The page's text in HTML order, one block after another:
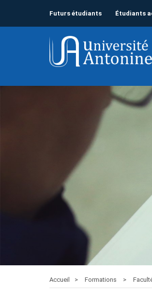
Futurs étudiants Étudiants
Accueil Formations